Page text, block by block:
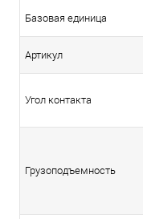
Базовая единица
Артикул
Угол контакта
Грузоподъемность